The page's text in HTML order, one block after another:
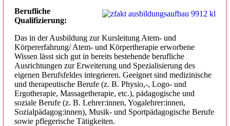
Berufliche
Qualifizierung:
Das in der Ausbildung zur Kursleitung Atem- und
Körpererfahrung/ Atem- und Körpertherapie erworbene
Wissen lässt sich gut in bereits bestehende berufliche
Ausrichtungen zur Erweiterung und Spezialisierung des
eigenen Berufsfeldes integrieren. Geeignet sind medizinische
und therapeutische Berufe (z. B. Physio,-, Logo- und
Ergotherapie, Massagetherapie, etc.), pädagogische und
soziale Berufe (z. B. Lehrer:innen, Yogalehrer:innen,
Sozialpädagog:innen), Musik- und Sportpädagogische Berufe
sowie pflegerische Tätigkeiten.